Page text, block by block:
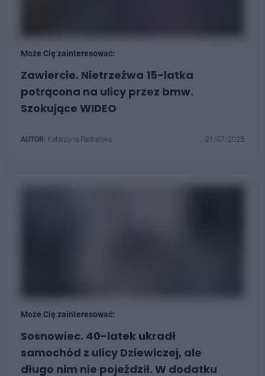
Może Cię zainteresować:
Zawiercie. Nietrzeźwa 15-latka
potrącona na ulicy przez bmw.
Szokujące WIDEO
AUTOR: Katarzyna Pachelska 21/07/2025
Może Cię zainteresować:
Sosnowiec. 40-latek ukradł
samochód z ulicy Dziewiczej, ale
długo nim nie pojeździł. W dodatku